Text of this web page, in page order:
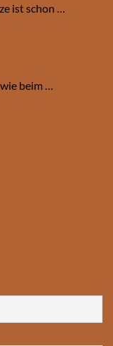
ist schon
beim